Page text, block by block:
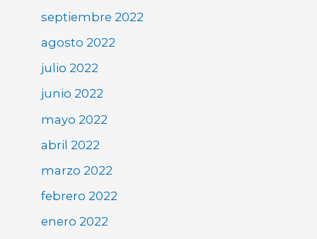
septiembre 2022
agosto 2022
julio 2022
junio 2022
mayo 2022
abril 2022
marzo 2022
febrero 2022
enero 2022